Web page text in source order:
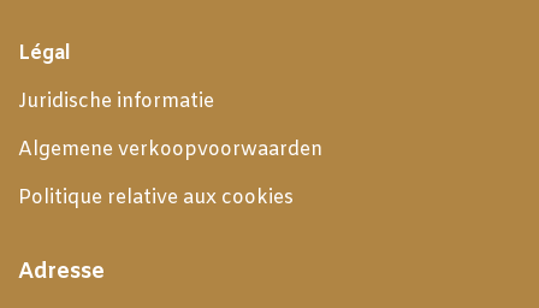
Légal
Juridische informatie
Algemene verkoopvoorwaarden
Politique relative aux cookies
Adresse